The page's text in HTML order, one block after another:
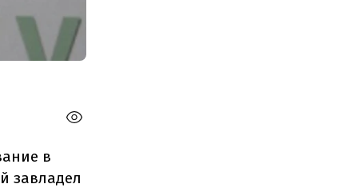
в
завладел